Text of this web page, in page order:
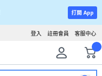
打開 App
客服中心
註冊會員
登入